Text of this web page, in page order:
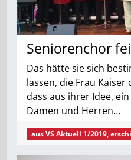
Seniorenchor
Das hätte sie sich
lassen, die Frau Kaiser
dass aus ihrer Idee,
Damen und Herren…
ausVS Aktuell 1/2019,